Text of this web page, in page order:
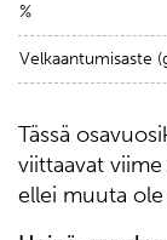
%
Velkaantumisaste
Tässä
viittaavat
ellei muuta